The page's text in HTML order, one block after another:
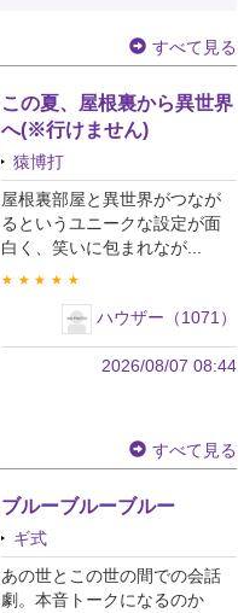
すべて見る
この夏、屋根裏から異世界
へ(※行けません)
猿博打
屋根裏部屋と異世界がつなが
るというユニークな設定が面
白く、笑いに包まれなが...
★ ★ ★ ★ ★
ハウザー（1071）
2026/08/07 08:44
すべて見る
ブルーブルーブルー
ギ式
あの世とこの世の間での会話
劇。本音トークになるのか